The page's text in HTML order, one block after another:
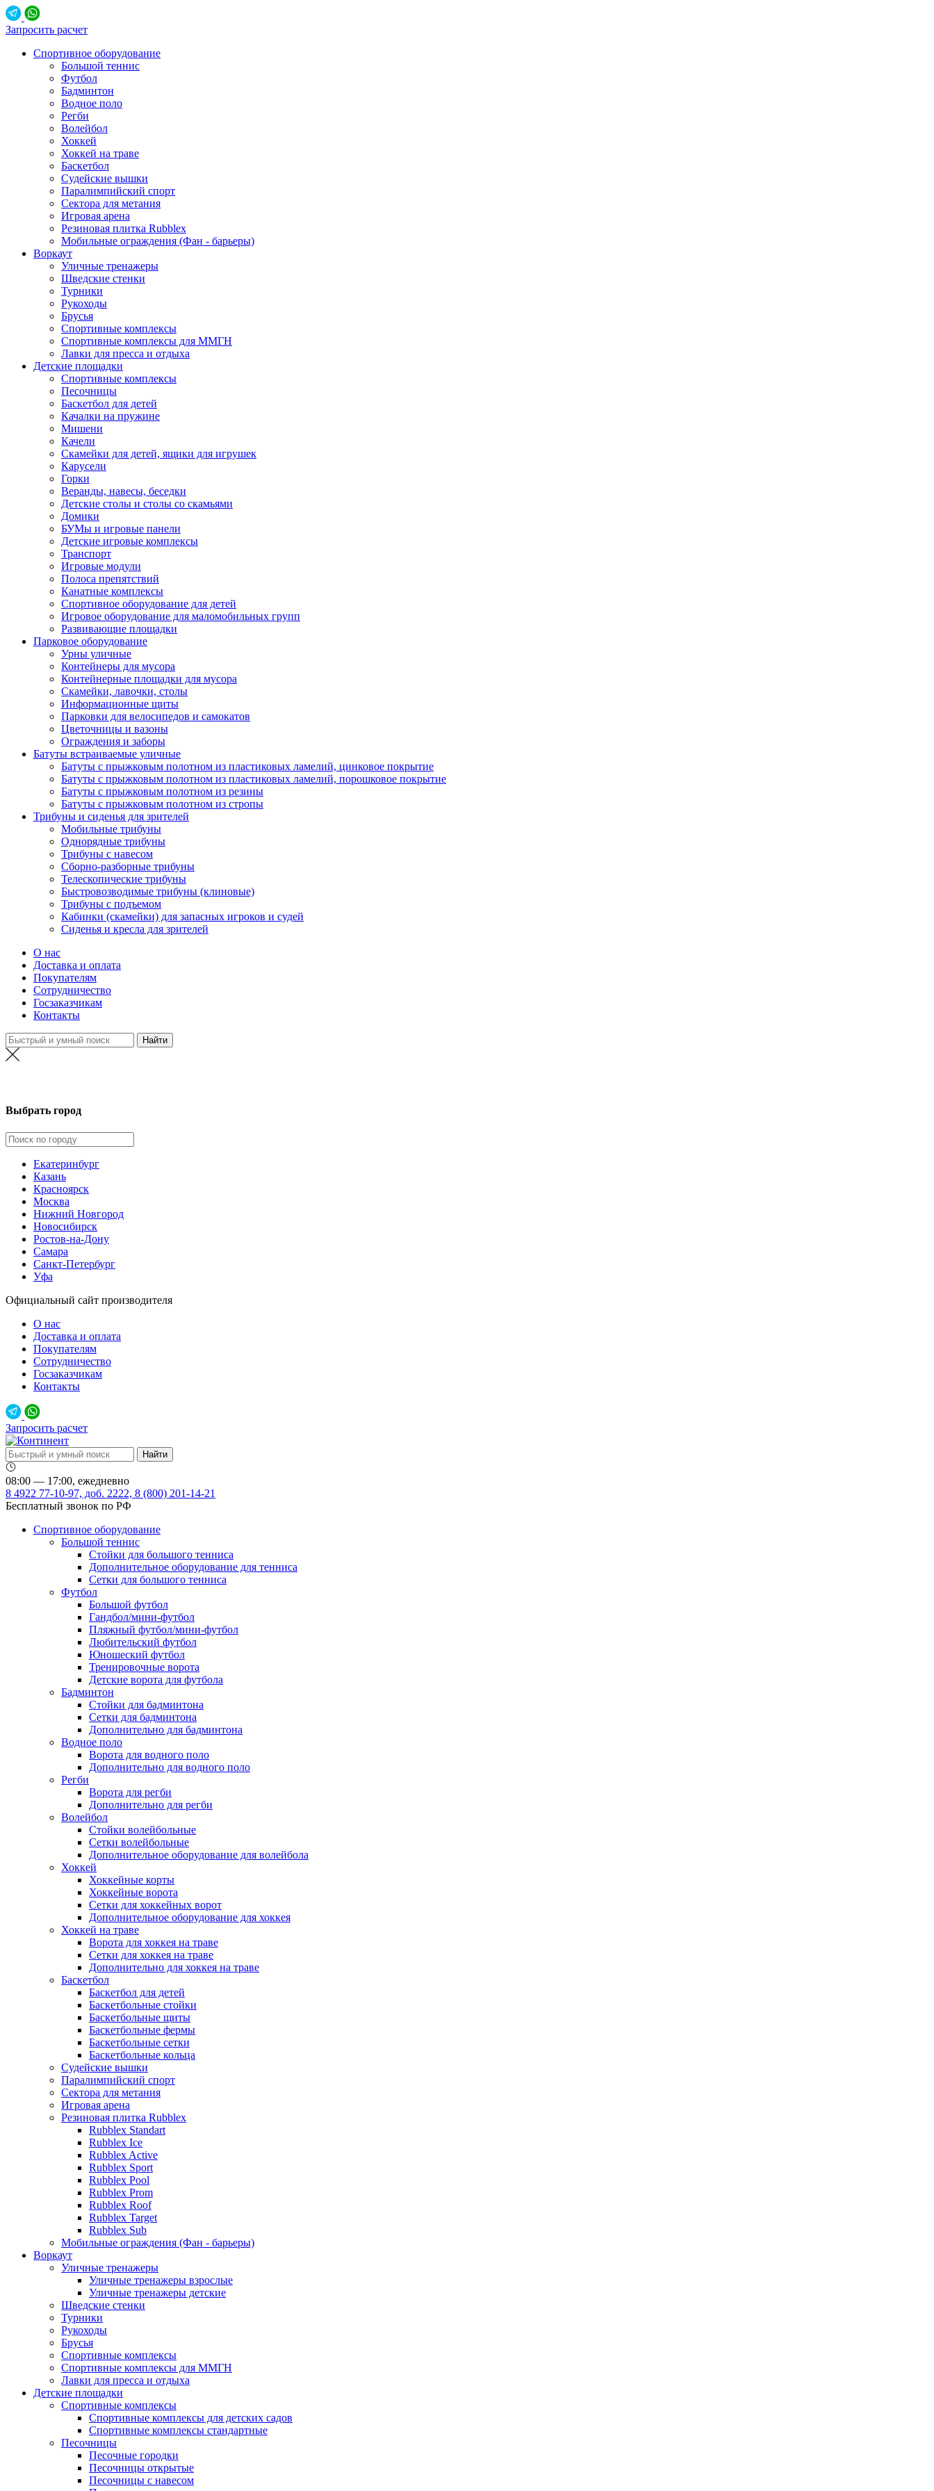
Запросить расчет
Спортивное оборудование
Большой теннис
Футбол
Бадминтон
Водное поло
Регби
Волейбол
Хоккей
Хоккей на траве
Баскетбол
Судейские вышки
Паралимпийский спорт
Сектора для метания
Игровая арена
Резиновая плитка Rubblex
Мобильные ограждения (Фан - барьеры)
Воркаут
Уличные тренажеры
Шведские стенки
Турники
Рукоходы
Брусья
Спортивные комплексы
Спортивные комплексы для ММГН
Лавки для пресса и отдыха
Детские площадки
Спортивные комплексы
Песочницы
Баскетбол для детей
Качалки на пружине
Мишени
Качели
Скамейки для детей, ящики для игрушек
Карусели
Горки
Веранды, навесы, беседки
Детские столы и столы со скамьями
Домики
БУМы и игровые панели
Детские игровые комплексы
Транспорт
Игровые модули
Полоса препятствий
Канатные комплексы
Спортивное оборудование для детей
Игровое оборудование для маломобильных групп
Развивающие площадки
Парковое оборудование
Урны уличные
Контейнеры для мусора
Контейнерные площадки для мусора
Скамейки, лавочки, столы
Информационные щиты
Парковки для велосипедов и самокатов
Цветочницы и вазоны
Ограждения и заборы
Батуты встраиваемые уличные
Батуты с прыжковым полотном из пластиковых ламелий, цинковое покрытие
Батуты с прыжковым полотном из пластиковых ламелий, порошковое покрытие
Батуты с прыжковым полотном из резины
Батуты с прыжковым полотном из стропы
Трибуны и сиденья для зрителей
Мобильные трибуны
Однорядные трибуны
Трибуны с навесом
Сборно-разборные трибуны
Телескопические трибуны
Быстровозводимые трибуны (клиновые)
Трибуны с подъемом
Кабинки (скамейки) для запасных игроков и судей
Сиденья и кресла для зрителей
О нас
Доставка и оплата
Покупателям
Сотрудничество
Госзаказчикам
Контакты
Выбрать город
Екатеринбург
Казань
Красноярск
Москва
Нижний Новгород
Новосибирск
Ростов-на-Дону
Самара
Санкт-Петербург
Уфа
Официальный сайт производителя
О нас
Доставка и оплата
Покупателям
Сотрудничество
Госзаказчикам
Контакты
Запросить расчет
08:00 — 17:00, ежедневно
8 4922 77-10-97, доб. 2222, 8 (800) 201-14-21
Бесплатный звонок по РФ
Спортивное оборудование
Большой теннис
Стойки для большого тенниса
Дополнительное оборудование для тенниса
Сетки для большого тенниса
Футбол
Большой футбол
Гандбол/мини-футбол
Пляжный футбол/мини-футбол
Любительский футбол
Юношеский футбол
Тренировочные ворота
Детские ворота для футбола
Бадминтон
Стойки для бадминтона
Сетки для бадминтона
Дополнительно для бадминтона
Водное поло
Ворота для водного поло
Дополнительно для водного поло
Регби
Ворота для регби
Дополнительно для регби
Волейбол
Стойки волейбольные
Сетки волейбольные
Дополнительное оборудование для волейбола
Хоккей
Хоккейные корты
Хоккейные ворота
Сетки для хоккейных ворот
Дополнительное оборудование для хоккея
Хоккей на траве
Ворота для хоккея на траве
Сетки для хоккея на траве
Дополнительно для хоккея на траве
Баскетбол
Баскетбол для детей
Баскетбольные стойки
Баскетбольные щиты
Баскетбольные фермы
Баскетбольные сетки
Баскетбольные кольца
Судейские вышки
Паралимпийский спорт
Сектора для метания
Игровая арена
Резиновая плитка Rubblex
Rubblex Standart
Rubblex Ice
Rubblex Active
Rubblex Sport
Rubblex Pool
Rubblex Prom
Rubblex Roof
Rubblex Target
Rubblex Sub
Мобильные ограждения (Фан - барьеры)
Воркаут
Уличные тренажеры
Уличные тренажеры взрослые
Уличные тренажеры детские
Шведские стенки
Турники
Рукоходы
Брусья
Спортивные комплексы
Спортивные комплексы для ММГН
Лавки для пресса и отдыха
Детские площадки
Спортивные комплексы
Спортивные комплексы для детских садов
Спортивные комплексы стандартные
Песочницы
Песочные городки
Песочницы открытые
Песочницы с навесом